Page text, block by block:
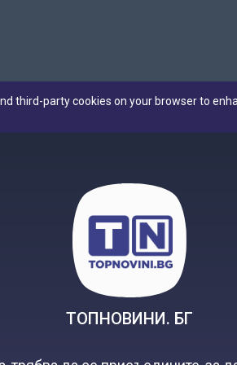
third-party cookies on your browser to
ТОПНОВИНИ. БГ